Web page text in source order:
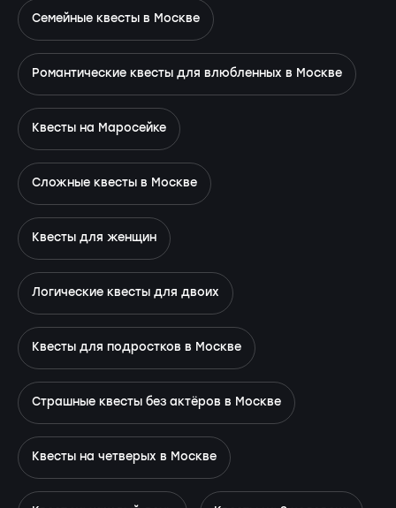
Семейные квесты в Москве
Романтические квесты для влюбленных в Москве
Квесты на Маросейке
Сложные квесты в Москве
Квесты для женщин
Логические квесты для двоих
Квесты для подростков в Москве
Страшные квесты без актёров в Москве
Квесты на четверых в Москве